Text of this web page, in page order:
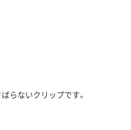
らないクリップです。